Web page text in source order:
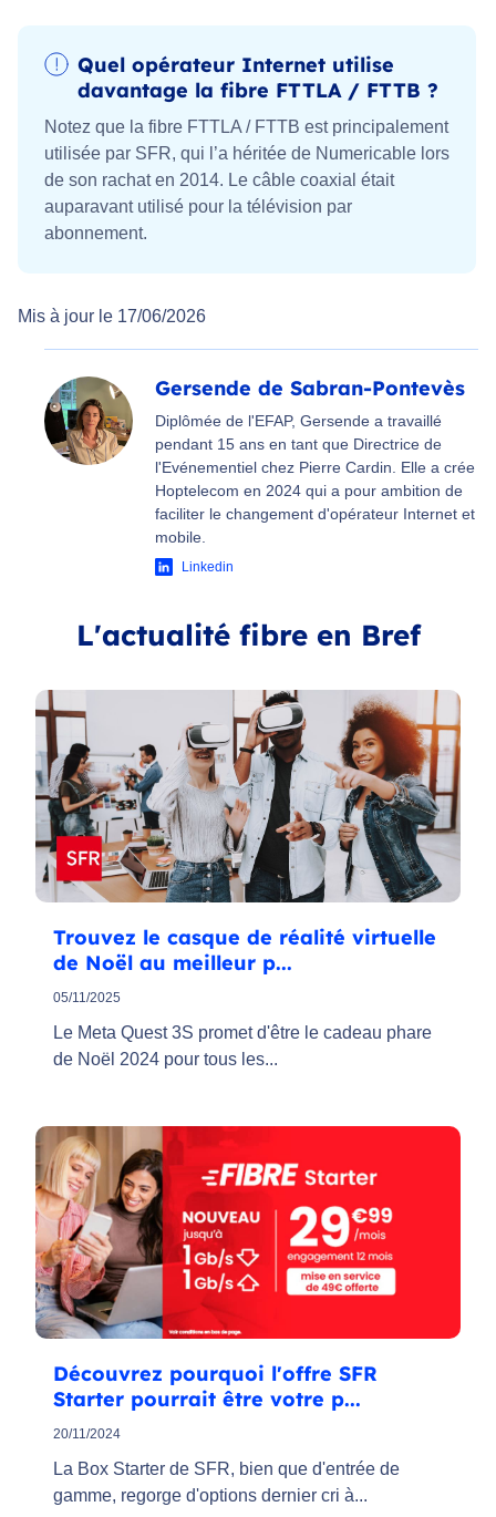
Quel opérateur Internet utilise
davantage la fibre FTTLA / FTTB ?
Notez que la fibre FTTLA / FTTB est principalement
utilisée par SFR, qui l’a héritée de Numericable lors
de son rachat en 2014. Le câble coaxial était
auparavant utilisé pour la télévision par
abonnement.
Mis à jour le 17/06/2026
Gersende de Sabran-Pontevès
Diplômée de l'EFAP, Gersende a travaillé
pendant 15 ans en tant que Directrice de
l'Evénementiel chez Pierre Cardin. Elle a crée
Hoptelecom en 2024 qui a pour ambition de
faciliter le changement d'opérateur Internet et
mobile.
Linkedin
L'actualité fibre en Bref
Trouvez le casque de réalité virtuelle
de Noël au meilleur p...
05/11/2025
Le Meta Quest 3S promet d'être le cadeau phare
de Noël 2024 pour tous les...
Découvrez pourquoi l'offre SFR
Starter pourrait être votre p...
20/11/2024
La Box Starter de SFR, bien que d'entrée de
gamme, regorge d'options dernier cri à...